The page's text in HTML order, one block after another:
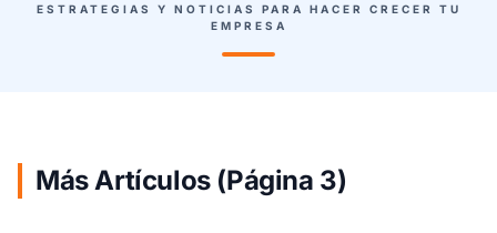
ESTRATEGIAS Y NOTICIAS PARA HACER CRECER TU
EMPRESA
Más Artículos (Página 3)